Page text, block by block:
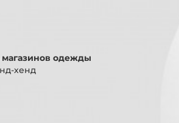
магазинов одежды
хенд